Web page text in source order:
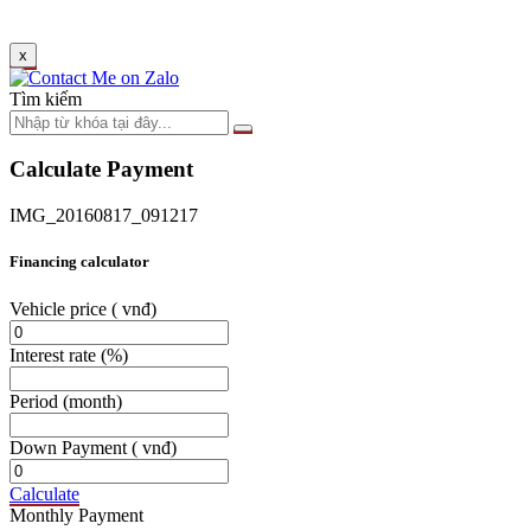
x
Tìm kiếm
Calculate Payment
IMG_20160817_091217
Financing calculator
Vehicle price ( vnđ)
Interest rate (%)
Period (month)
Down Payment ( vnđ)
Calculate
Monthly Payment